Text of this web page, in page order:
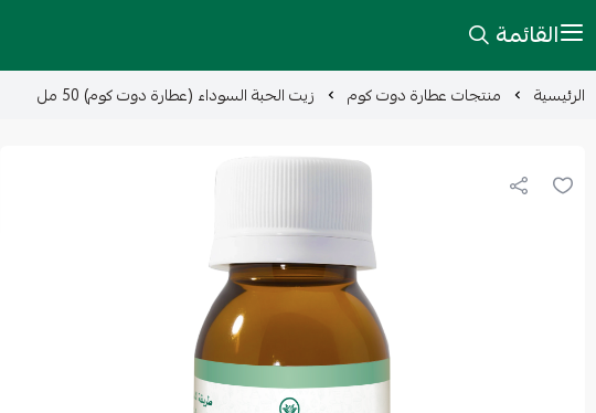
القائمة
الرئيسية منتجات عطارة دوت كوم زيت الحبة السوداء (عطارة دوت كوم) 50 مل